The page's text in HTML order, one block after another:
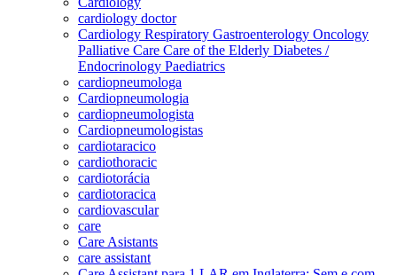
cardiology doctor
Cardiology Respiratory Gastroenterology Oncology
Palliative Care Care of the Elderly Diabetes /
Endocrinology Paediatrics
cardiopneumologa
Cardiopneumologia
cardiopneumologista
Cardiopneumologistas
cardiotaracico
cardiothoracic
cardiotorácia
cardiotoracica
cardiovascular
care
Care Asistants
care assistant